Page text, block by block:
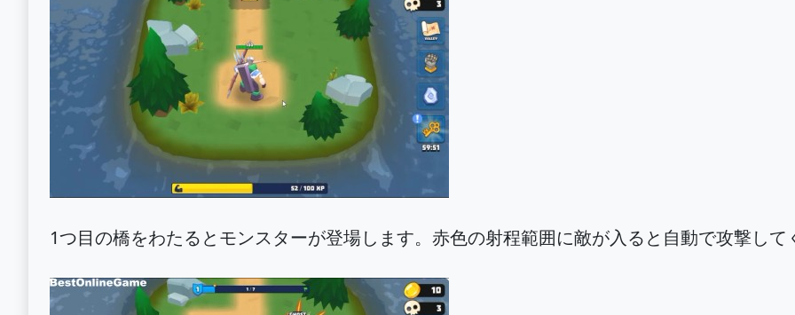
1つ目の橋をわたるとモンスターが登場します。赤色の射程範囲に敵が入ると自動で攻撃して